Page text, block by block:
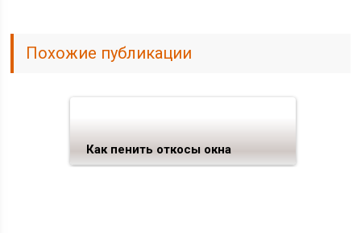
Похожие публикации
Как пенить откосы окна